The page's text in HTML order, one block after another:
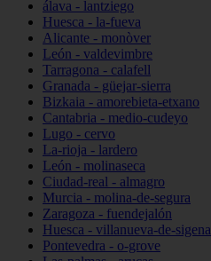
álava - lantziego
Huesca - la-fueva
Alicante - monòver
León - valdevimbre
Tarragona - calafell
Granada - güejar-sierra
Bizkaia - amorebieta-etxano
Cantabria - medio-cudeyo
Lugo - cervo
La-rioja - lardero
León - molinaseca
Ciudad-real - almagro
Murcia - molina-de-segura
Zaragoza - fuendejalón
Huesca - villanueva-de-sigena
Pontevedra - o-grove